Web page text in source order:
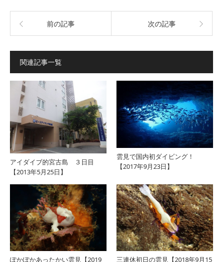
前の記事 次の記事
関連記事一覧
アイダイブ的宮古島 ３日目
【2013年5月25日】
雲見で国内初ダイビング！
【2017年9月23日】
ぽかぽかあったかい雲見【2019
三連休初日の雲見【2018年9月15